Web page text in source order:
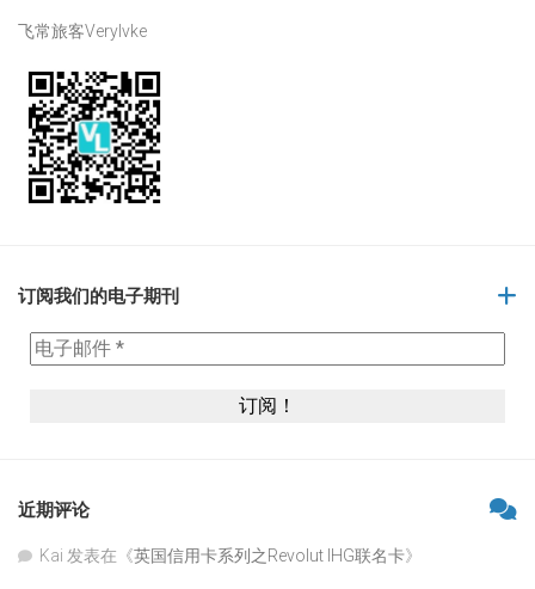
飞常旅客Verylvke
订阅我们的电子期刊
近期评论
Kai 发表在《英国信用卡系列之Revolut IHG联名卡》